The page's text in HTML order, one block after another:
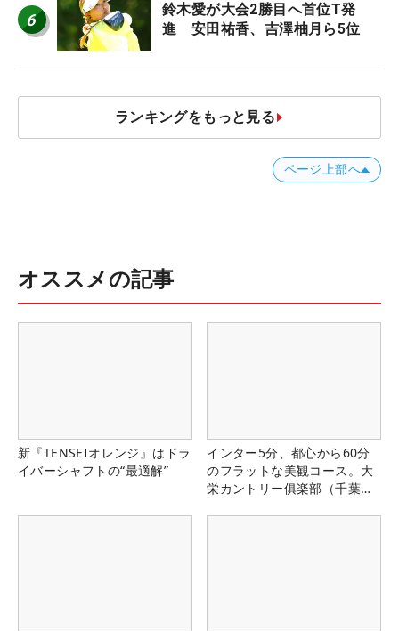
6
鈴木愛が大会2勝目へ首位T発
進 安田祐香、吉澤柚月ら5位
ランキングをもっと見る
ページ上部へ
オススメの記事
新『TENSEIオレンジ』はドラ
イバーシャフトの“最適解”
インター5分、都心から60分
のフラットな美観コース。大
栄カントリー俱楽部（千葉